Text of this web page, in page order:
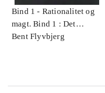
Bind 1 - Rationalitet og
magt. Bind 1 : Det
konkretes videnskab
Bent Flyvbjerg